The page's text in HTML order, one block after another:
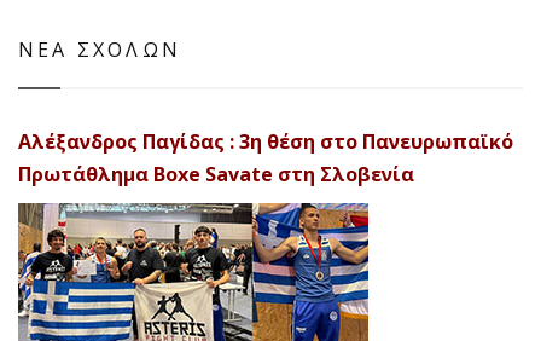
ΝΕΑ ΣΧΟΛΩΝ
Αλέξανδρος Παγίδας : 3η θέση στο Πανευρωπαϊκό
Πρωτάθλημα Boxe Savate στη Σλοβενία